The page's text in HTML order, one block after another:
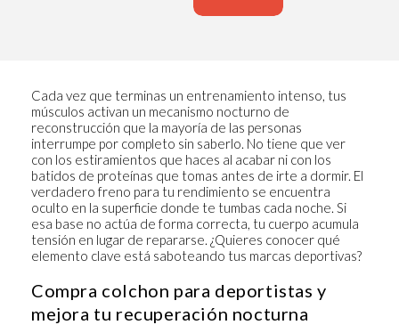
Cada vez que terminas un entrenamiento intenso, tus
músculos activan un mecanismo nocturno de
reconstrucción que la mayoría de las personas
interrumpe por completo sin saberlo. No tiene que ver
con los estiramientos que haces al acabar ni con los
batidos de proteínas que tomas antes de irte a dormir. El
verdadero freno para tu rendimiento se encuentra
oculto en la superficie donde te tumbas cada noche. Si
esa base no actúa de forma correcta, tu cuerpo acumula
tensión en lugar de repararse. ¿Quieres conocer qué
elemento clave está saboteando tus marcas deportivas?
Compra colchon para deportistas y
mejora tu recuperación nocturna